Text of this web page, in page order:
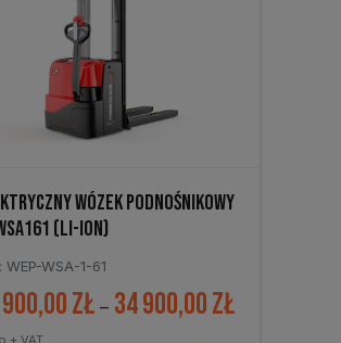
WÓZEK PODNOŚNIKOWY
(LI-ION)
WEP-WSA-1-61
zł – 34 900,00zł
+ VAT